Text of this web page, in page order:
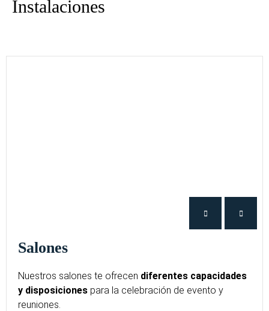
Instalaciones
Salones
Nuestros salones te ofrecen diferentes capacidades
y disposiciones para la celebración de evento y
reuniones.